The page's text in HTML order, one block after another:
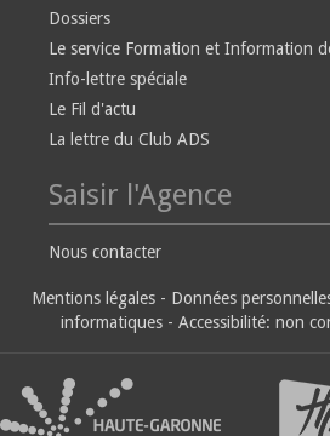
Dossiers
Le service Formation et Information
Info-lettre spéciale
Le Fil d'actu
La lettre du Club ADS
Saisir l'Agence
Nous contacter
Mentions légales - Données
informatiques - Accessibilité: non